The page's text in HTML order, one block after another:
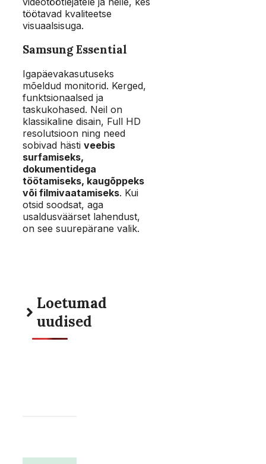
töötavad kvaliteetse
visuaalsisuga.
Samsung Essential
Igapäevakasutuseks
mõeldud monitorid. Kerged,
funktsionaalsed ja
taskukohased. Neil on
klassikaline disain, Full HD
resolutsioon ning need
sobivad hästi veebis
surfamiseks,
dokumentidega
töötamiseks, kaugõppeks
või filmivaatamiseks. Kui
otsid soodsat, aga
usaldusväärset lahendust,
on see suurepärane valik.
Loetumad
uudised